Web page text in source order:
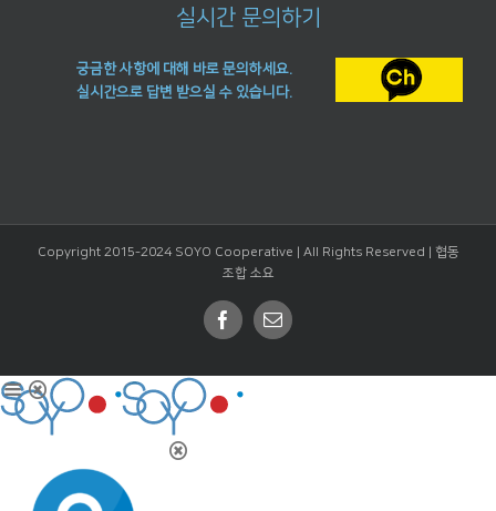
실시간 문의하기
궁금한 사항에 대해 바로 문의하세요.
실시간으로 답변 받으실 수 있습니다.
Copyright 2015-2024 SOYO Cooperative | All Rights Reserved | 협동
조합 소요
Facebook
Email